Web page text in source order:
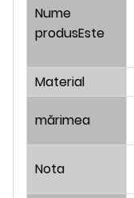
Nume
produsEste
Material
mărimea
Nota